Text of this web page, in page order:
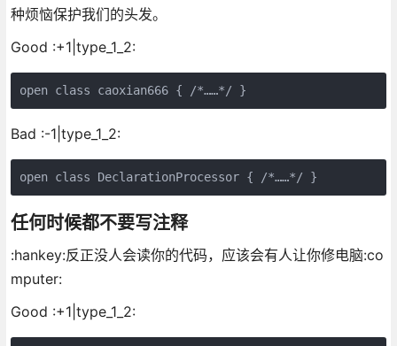
种烦恼保护我们的头发。
Good :+1|type_1_2:
Bad :-1|type_1_2:
任何时候都不要写注释
:hankey:反正没人会读你的代码，应该会有人让你修电脑:co
mputer:
Good :+1|type_1_2: